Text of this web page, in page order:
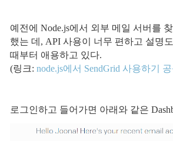
예전에 Node.js에서 외부 메일 서버를
했는 데, API 사용이 너무 편하고 설명
때부터 애용하고 있다.
(링크: node.js에서 SendGrid 사용하기
로그인하고 들어가면 아래와 같은